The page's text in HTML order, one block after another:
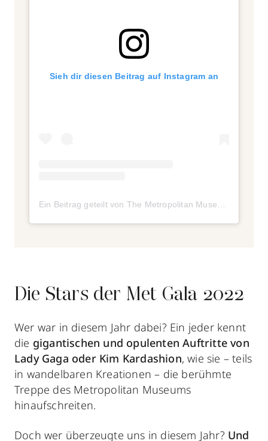
Sieh dir diesen Beitrag auf Instagram an
Die Stars der Met Gala 2022
Wer war in diesem Jahr dabei? Ein jeder kennt
die gigantischen und opulenten Auftritte von
Lady Gaga oder Kim Kardashion, wie sie – teils
in wandelbaren Kreationen – die berühmte
Treppe des Metropolitan Museums
hinaufschreiten.
Doch wer überzeugte uns in diesem Jahr? Und